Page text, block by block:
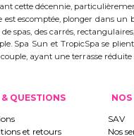
cette décennie,
escomptée, plonger dans
des carrés,
Spa Sun et TropicSpa se
ayant une terrasse
QUESTIONS
et retours
NOS
SAV
Nos